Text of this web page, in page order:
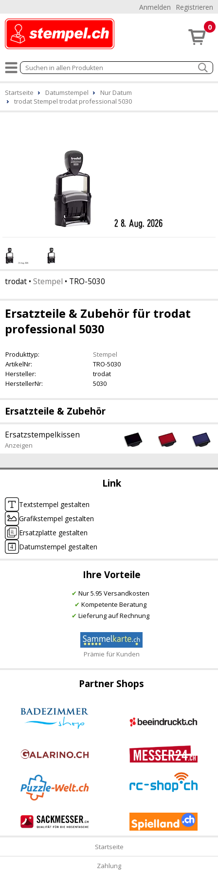
Anmelden Registrieren
0
Link
Textstempel gestalten
Grafikstempel gestalten
Ersatzplatte gestalten
Datumstempel gestalten
Ihre Vorteile
✔ Nur 5.95 Versandkosten
✔ Kompetente Beratung
✔ Lieferung auf Rechnung
Prämie für Kunden
Startseite Datumstempel
Nur Datum
trodat Stempel trodat professional 5030
trodat • Stempel • TRO-5030
Ersatzteile & Zubehör für trodat
professional 5030
Produkttyp:
Stempel
ArtikelNr:
TRO-5030
Hersteller:
trodat
HerstellerNr:
5030
Ersatzteile & Zubehör
Ersatzstempelkissen
Anzeigen
Partner Shops
Startseite
Zahlung